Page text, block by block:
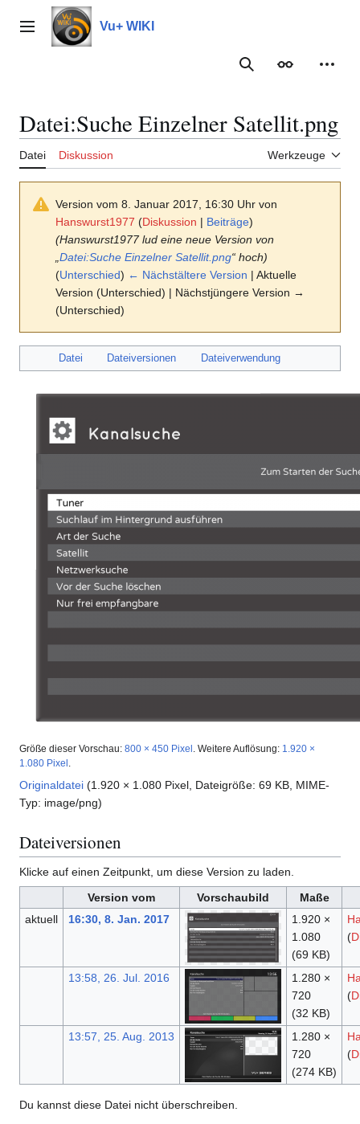
Inhalt
springenHauptmenü Vu+ WIKI
Suche
Datei:Suche Einzelner Satellit.png
Datei Diskussion Werkzeuge
Version vom 8. Januar 2017, 16:30 Uhr von
Hanswurst1977 (Diskussion | Beiträge)
(Hanswurst1977 lud eine neue Version von
Datei:Suche Einzelner Satellit.png“ hoch)
(Unterschied) ← Nächstältere Version | Aktuelle
Version (Unterschied) | Nächstjüngere Version →
(Unterschied)
Datei Dateiversionen Dateiverwendung
Größe dieser Vorschau: 800 × 450 Pixel Weitere Auflösung: 1.920 ×
1.080 Pixel
Originaldatei (1.920 × 1.080 Pixel, Dateigröße: 69 KB, MIME-
Typ: image/png)
Dateiversionen
Klicke auf einen Zeitpunkt, um diese Version zu laden.
Version vom
Vorschaubild
Maße
aktuell
16:30, 8. Jan. 2017
1.920 ×
1.080
(69 KB)
(
13:58, 26. Jul. 2016
1.280 ×
720
(32 KB)
(
13:57, 25. Aug. 2013
1.280 ×
720
(274 KB)
(
Du kannst diese Datei nicht überschreiben.